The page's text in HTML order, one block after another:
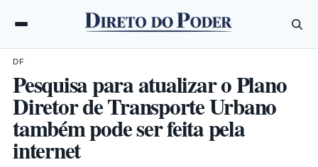
DF
Pesquisa para atualizar o Plano
Diretor de Transporte Urbano
também pode ser feita pela
internet